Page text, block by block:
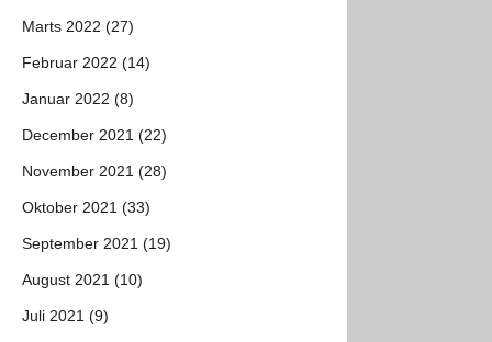
Marts 2022 (27)
Februar 2022 (14)
Januar 2022 (8)
December 2021 (22)
November 2021 (28)
Oktober 2021 (33)
September 2021 (19)
August 2021 (10)
Juli 2021 (9)